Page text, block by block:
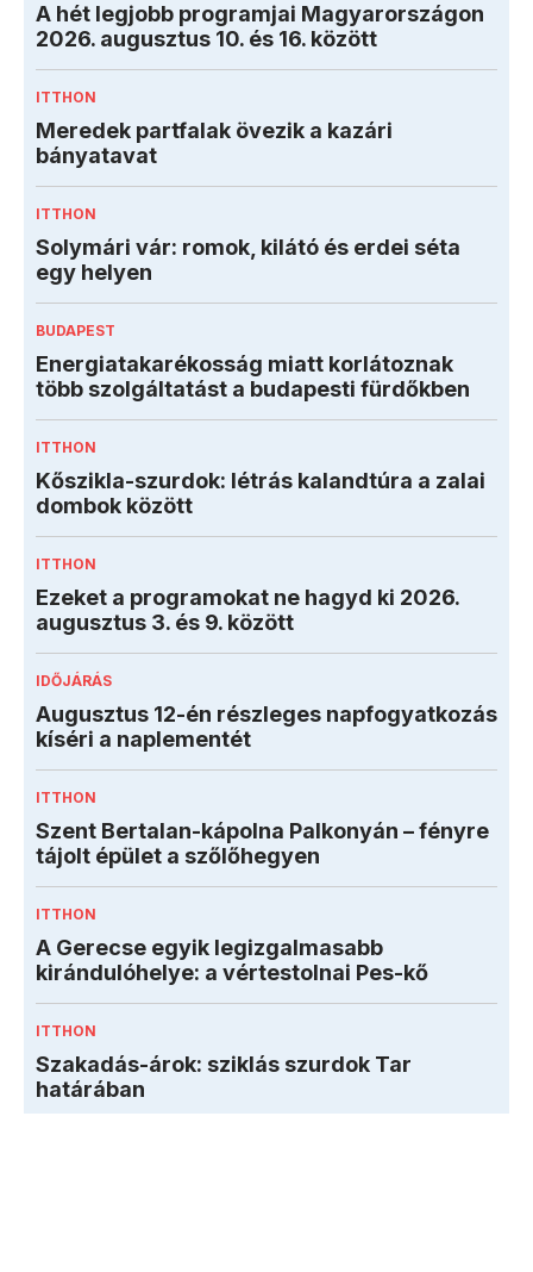
A hét legjobb programjai Magyarországon
2026. augusztus 10. és 16. között
ITTHON
Meredek partfalak övezik a kazári
bányatavat
ITTHON
Solymári vár: romok, kilátó és erdei séta
egy helyen
BUDAPEST
Energiatakarékosság miatt korlátoznak
több szolgáltatást a budapesti fürdőkben
ITTHON
Kőszikla-szurdok: létrás kalandtúra a zalai
dombok között
ITTHON
Ezeket a programokat ne hagyd ki 2026.
augusztus 3. és 9. között
IDŐJÁRÁS
Augusztus 12-én részleges napfogyatkozás
kíséri a naplementét
ITTHON
Szent Bertalan-kápolna Palkonyán – fényre
tájolt épület a szőlőhegyen
ITTHON
A Gerecse egyik legizgalmasabb
kirándulóhelye: a vértestolnai Pes-kő
ITTHON
Szakadás-árok: sziklás szurdok Tar
határában